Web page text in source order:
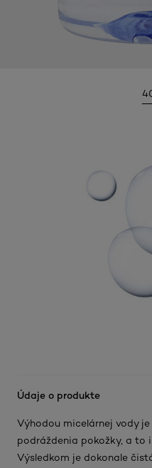
Údaje o produkte
Výhodou micelárnej vody
podráždenia pokožky, a to
Výsledkom je dokonale